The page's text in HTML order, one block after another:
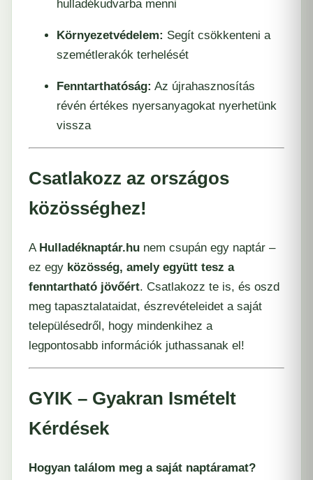
hulladékudvarba menni
Környezetvédelem: Segít csökkenteni a
szemétlerakók terhelését
Fenntarthatóság: Az újrahasznosítás
révén értékes nyersanyagokat nyerhetünk
vissza
Csatlakozz az országos
közösséghez!
A Hulladéknaptár.hu nem csupán egy naptár –
ez egy közösség, amely együtt tesz a
fenntartható jövőért. Csatlakozz te is, és oszd
meg tapasztalataidat, észrevételeidet a saját
településedről, hogy mindenkihez a
legpontosabb információk juthassanak el!
GYIK – Gyakran Ismételt
Kérdések
Hogyan találom meg a saját naptáramat?